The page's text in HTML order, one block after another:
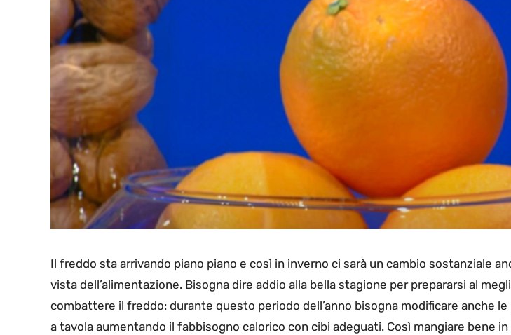
Il freddo sta arrivando piano piano e così in inverno ci sarà un cambio sostanziale
vista dell’alimentazione. Bisogna dire addio alla bella stagione per prepararsi al
combattere il freddo: durante questo periodo dell’anno bisogna modificare anche
a tavola aumentando il fabbisogno calorico con cibi adeguati. Così mangiare bene